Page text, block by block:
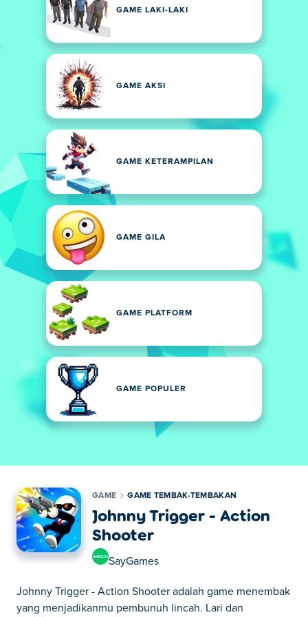
GAME LAKI-LAKI
GAME AKSI
GAME KETERAMPILAN
GAME GILA
GAME PLATFORM
GAME POPULER
GAME GAME TEMBAK-TEMBAKAN
Johnny Trigger - Action
Shooter
SayGames
Johnny Trigger - Action Shooter adalah game menembak
yang menjadikanmu pembunuh lincah. Lari dan